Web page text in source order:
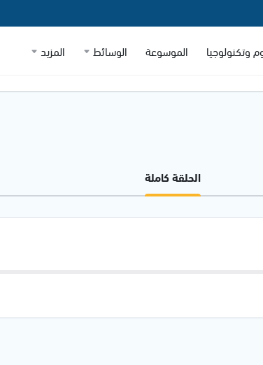
وتكنولوجيا الموسوعة الوسائط المزيد
الحلقة كاملة